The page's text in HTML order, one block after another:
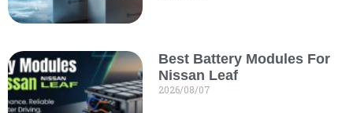
Best Battery Modules For
Nissan Leaf
2026/08/07